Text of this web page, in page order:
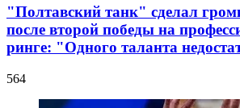
"Полтавский танк" сделал
после второй победы на
ринге: "Одного таланта
564